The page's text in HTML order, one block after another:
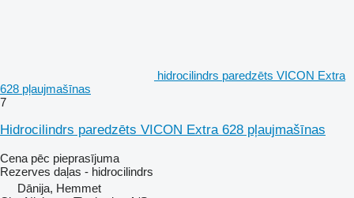
hidrocilindrs paredzēts VICON Extra
628 pļaujmašīnas
7
Hidrocilindrs paredzēts VICON Extra 628 pļaujmašīnas
Cena pēc pieprasījuma
Rezerves daļas - hidrocilindrs
Dānija, Hemmet